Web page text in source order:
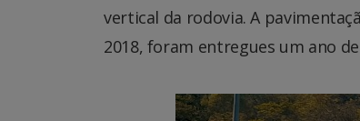
vertical da rodovia. A
2018, foram entregues um ano